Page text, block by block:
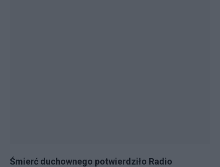
Śmierć duchownego potwierdziło Radio